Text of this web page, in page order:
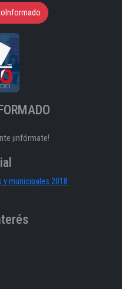
¡infórmate!
y municipales 2018